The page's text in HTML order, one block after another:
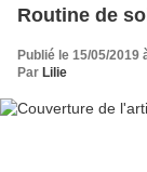
Routine de
Publié le 15/05/2019
Par Lilie